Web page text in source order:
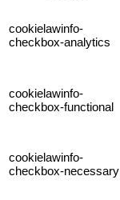
cookielawinfo-
checkbox-analytics
cookielawinfo-
checkbox-functional
cookielawinfo-
checkbox-necessary